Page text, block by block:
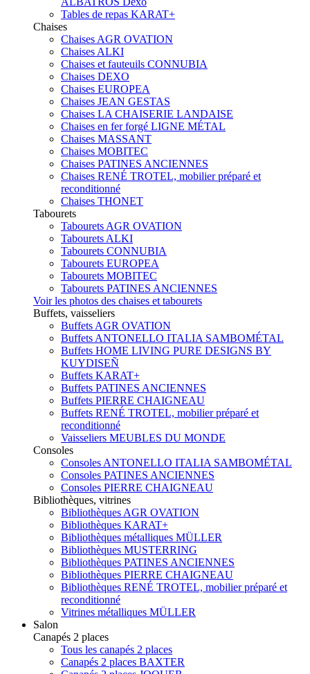
Tables de repas KARAT+
Chaises
Chaises AGR OVATION
Chaises ALKI
Chaises et fauteuils CONNUBIA
Chaises DEXO
Chaises EUROPEA
Chaises JEAN GESTAS
Chaises LA CHAISERIE LANDAISE
Chaises en fer forgé LIGNE MÉTAL
Chaises MASSANT
Chaises MOBITEC
Chaises PATINES ANCIENNES
Chaises RENÉ TROTEL, mobilier préparé et
reconditionné
Chaises THONET
Tabourets
Tabourets AGR OVATION
Tabourets ALKI
Tabourets CONNUBIA
Tabourets EUROPEA
Tabourets MOBITEC
Tabourets PATINES ANCIENNES
Voir les photos des chaises et tabourets
Buffets, vaisseliers
Buffets AGR OVATION
Buffets ANTONELLO ITALIA SAMBOMÉTAL
Buffets HOME LIVING PURE DESIGNS BY
KUYDISEÑ
Buffets KARAT+
Buffets PATINES ANCIENNES
Buffets PIERRE CHAIGNEAU
Buffets RENÉ TROTEL, mobilier préparé et
reconditionné
Vaisseliers MEUBLES DU MONDE
Consoles
Consoles ANTONELLO ITALIA SAMBOMÉTAL
Consoles PATINES ANCIENNES
Consoles PIERRE CHAIGNEAU
Bibliothèques, vitrines
Bibliothèques AGR OVATION
Bibliothèques KARAT+
Bibliothèques métalliques MÜLLER
Bibliothèques MUSTERRING
Bibliothèques PATINES ANCIENNES
Bibliothèques PIERRE CHAIGNEAU
Bibliothèques RENÉ TROTEL, mobilier préparé et
reconditionné
Vitrines métalliques MÜLLER
Salon
Canapés 2 places
Tous les canapés 2 places
Canapés 2 places BAXTER